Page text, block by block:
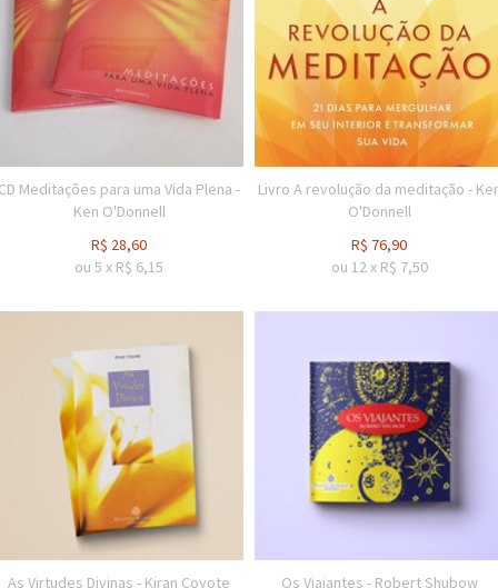
Meditações para uma Vida Plena -
Ken O'Donnell
R$ 28,60
ou 5 x R$ 6,15
Livro A revolução da meditação -
O'Donnell
R$ 76,90
ou 12x R$ 7,50
As Virtudes Divinas - Kiran Coyote Os Viajantes - Robert Shubow